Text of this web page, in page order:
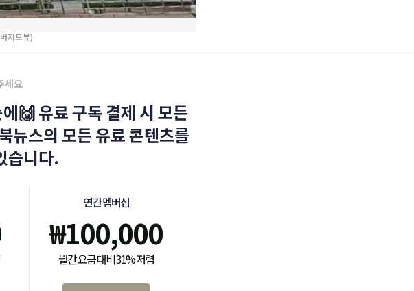
지도뷰)
세요
🙌 유료 구독 결제 시 모든
뉴스의 모든 유료 콘텐츠를
습니다.
연간 멤버십
₩100,000
월간 요금 대비 31% 저렴